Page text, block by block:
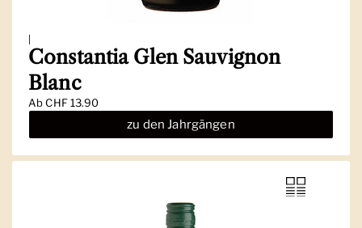
|
Constantia Glen Sauvignon
Blanc
AbCHF 13.90
zu den Jahrgängen